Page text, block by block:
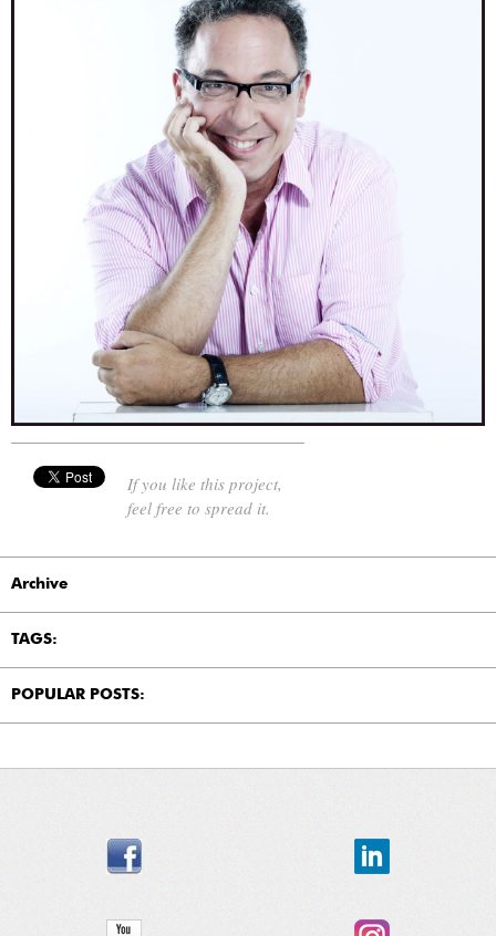
If you like this project,
feel free to spread it.
Archive
TAGS:
POPULAR POSTS: